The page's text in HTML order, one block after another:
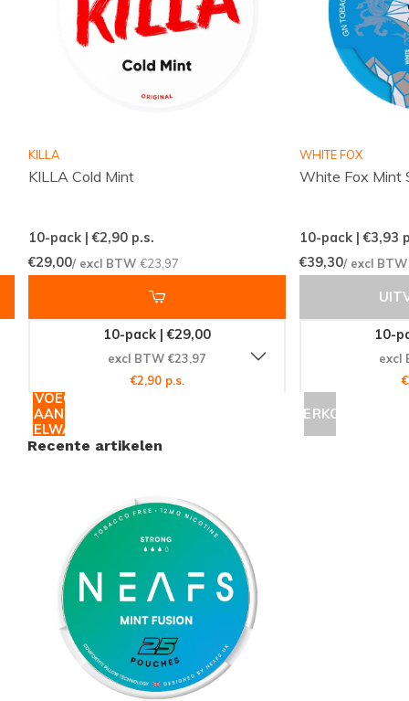
Bestel Vandaag Nog en Ervaar het
Verschil
Mis deze kans niet om NEAFS Mint Fusion Strong aan
verfrissing die NEAFS te bieden heeft!
KILLA
KILLA Cold Mint
10-pack | €2,90p.s.
€29,00/ excl BTW €23,97
10-pack | €29,00
excl BTW €23,97
€2,90 p.s.
TOEVOEGEN
AAN
WHITE FOX
White Fox Mint
10-pack | €3,93
€39,30/ excl
10-
excl
UITVERKOCHT
Recente artikelen